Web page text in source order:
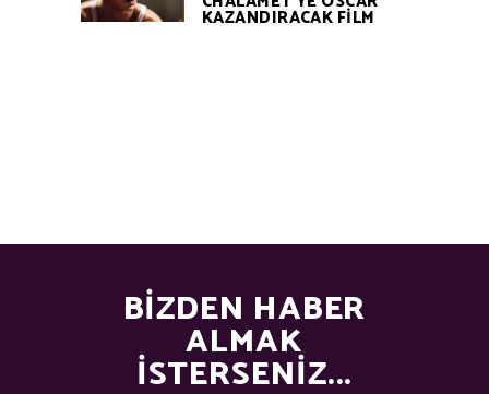
KAZANDIRACAK FİLM
BIZDEN HABER
ALMAK
İSTERSENIZ...